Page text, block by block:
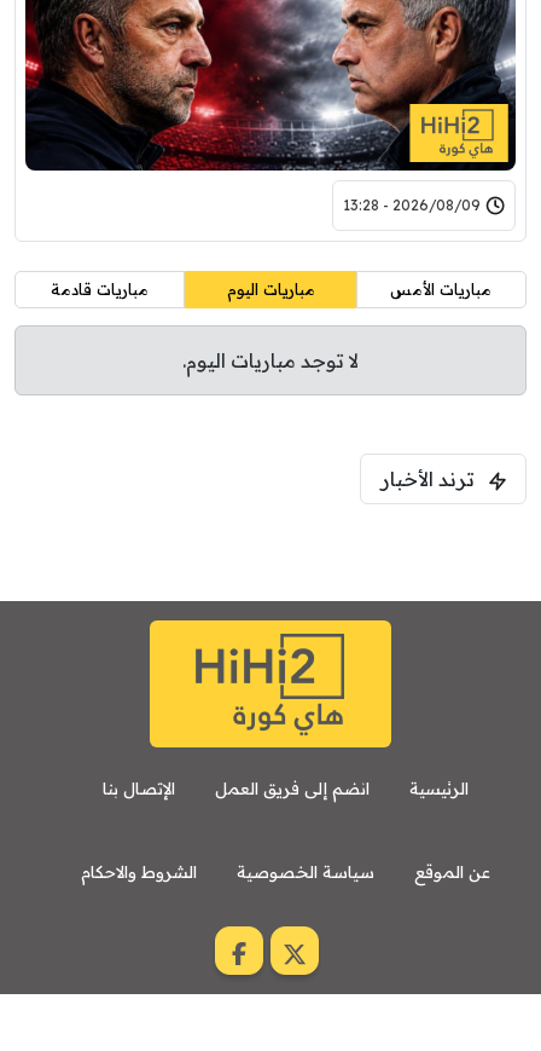
2026/08/09 - 13:28
مباريات الأمس مباريات اليوم مباريات قادمة
لا توجد مباريات اليوم.
ترند الأخبار
الرئيسية انضم إلى فريق العمل الإتصال بنا
عن الموقع سياسة الخصوصية الشروط والاحكام